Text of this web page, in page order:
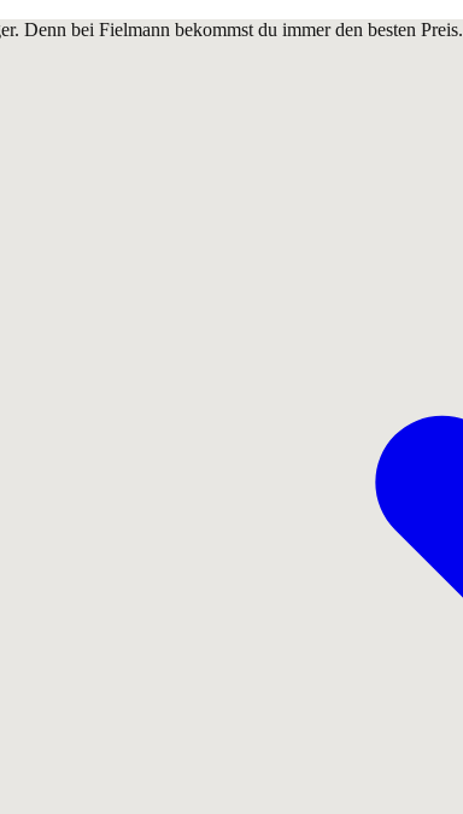
Denn bei Fielmann bekommst du immer den besten Preis.